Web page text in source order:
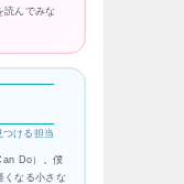
読んでみな
ける担当
Do）。僕
くなる小さな